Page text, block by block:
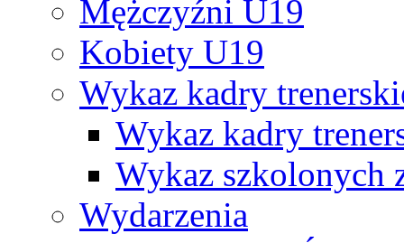
Mężczyźni U19
Kobiety U19
Wykaz kadry
Wykaz kadry
Wykaz szkolonych
Wydarzenia